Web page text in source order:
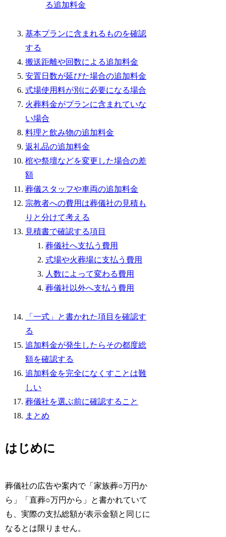
る追加料金
基本プランに含まれるものを確認
する
搬送距離や回数による追加料金
安置日数が延びた場合の追加料金
式場使用料が別に必要になる場合
火葬料金がプランに含まれていな
い場合
料理と飲み物の追加料金
返礼品の追加料金
棺や祭壇などを変更した場合の差
額
葬儀スタッフや車両の追加料金
宗教者への費用は葬儀社の見積も
りと分けて考える
見積書で確認する項目
葬儀社へ支払う費用
式場や火葬場に支払う費用
人数によって変わる費用
葬儀社以外へ支払う費用
「一式」と書かれた項目を確認す
る
追加料金が発生したらその都度総
額を確認する
追加料金を完全になくすことは難
しい
葬儀社を選ぶ前に確認すること
まとめ
はじめに
葬儀社の広告や案内で「家族葬○万円か
ら」「直葬○万円から」と書かれていて
も、実際の支払総額が表示金額と同じに
なるとは限りません。